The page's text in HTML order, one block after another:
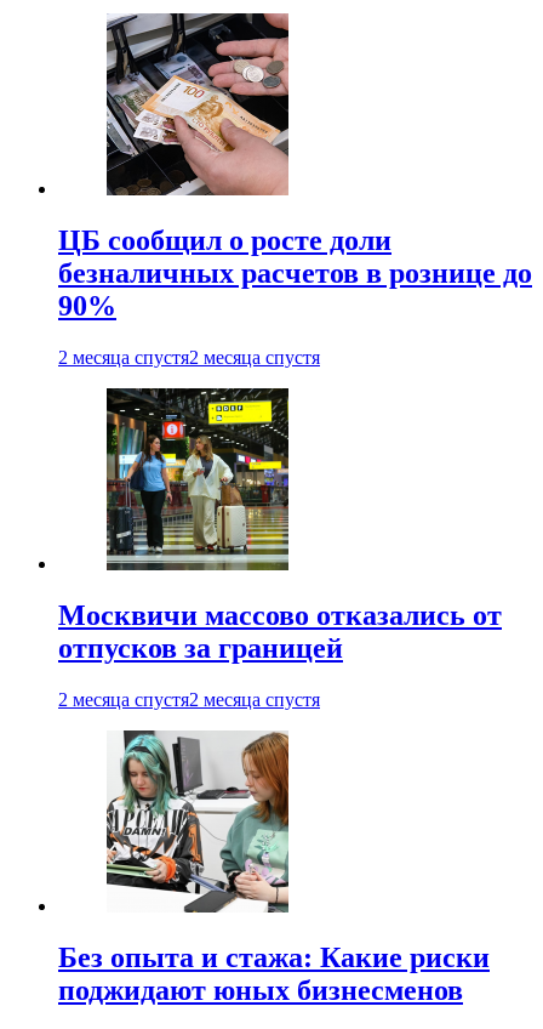
ЦБ сообщил о росте доли
безналичных расчетов в рознице до
90%
2 месяца спустя2 месяца спустя
Москвичи массово отказались от
отпусков за границей
2 месяца спустя2 месяца спустя
Без опыта и стажа: Какие риски
поджидают юных бизнесменов